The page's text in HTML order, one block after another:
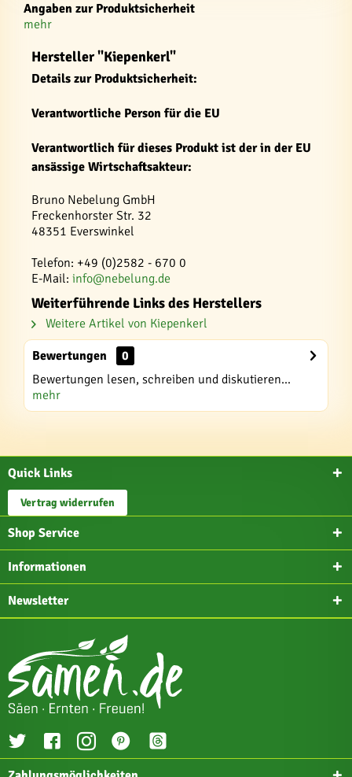
Angaben zur Produktsicherheit
mehr
Hersteller "Kiepenkerl"
Details zur Produktsicherheit:
Verantwortliche Person für die EU
Verantwortlich für dieses Produkt ist der in der EU
ansässige Wirtschaftsakteur:
Bruno Nebelung GmbH
Freckenhorster Str. 32
48351 Everswinkel
Telefon: +49 (0)2582 - 670 0
E-Mail: info@nebelung.de
Weiterführende Links des Herstellers
Weitere Artikel von Kiepenkerl
Bewertungen
0
Bewertungen lesen, schreiben und diskutieren...
mehr
Quick Links
Vertrag widerrufen
Shop Service
Informationen
Newsletter